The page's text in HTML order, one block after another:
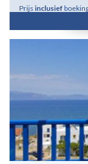
Prijs inclusief